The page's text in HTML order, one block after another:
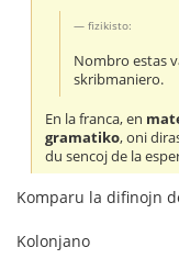
fizikisto:
Nombro estas
skribmaniero.
En la franca, en
gramatiko, oni
du sencoj de la
Komparu la difinojn
Kolonjano